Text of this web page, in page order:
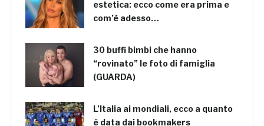
estetica: ecco come era prima e
com’è adesso…
30 buffi bimbi che hanno
“rovinato” le foto di famiglia
(GUARDA)
L’Italia ai mondiali, ecco a quanto
è data dai bookmakers